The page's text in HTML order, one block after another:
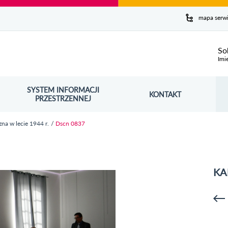
mapa
SYSTEM INFORMACJI
PRZESTRZENNEJ
OTWORZY SIĘ W NOWYM OKNIE KONTAKT
w lecie 1944 r. Dscn 0837